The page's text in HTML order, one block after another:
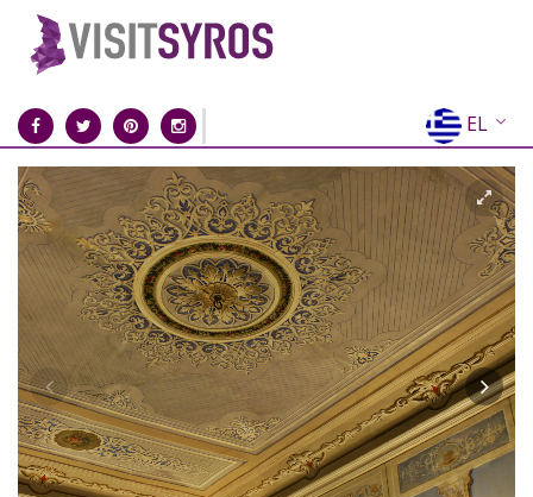
EL
EN
FR
DE
IT
ES
RU
CN